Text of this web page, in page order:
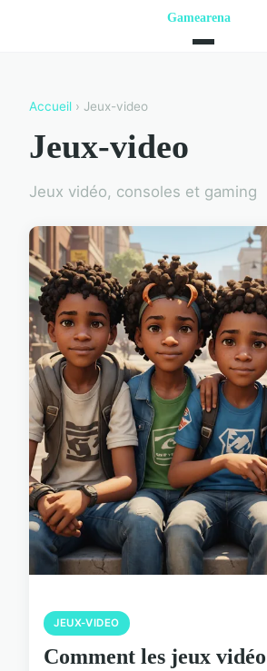
Accueil › Jeux-video
Jeux-video
Jeux vidéo, consoles et gaming
JEUX-VIDEO
Comment les jeux